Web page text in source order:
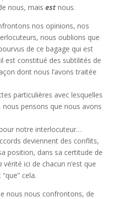
nous, mais est nous.
nos opinions, nos
nous oublions que
de ce bagage qui est
est constitué des subtilités de
dont nous l’avons traitée
particulières avec lesquelles
pensons que nous avons
notre interlocuteur…
deviennent des conflits,
position, dans sa certitude de
vérité ici de chacun n’est que
cela.
nous nous confrontons, de